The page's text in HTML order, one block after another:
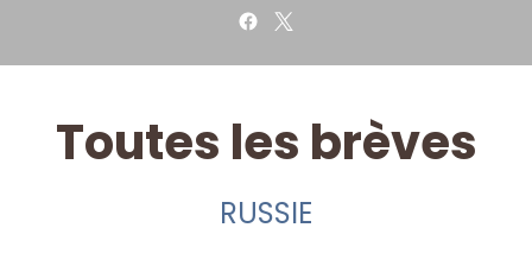
Facebook
Toutes les brèves
RUSSIE